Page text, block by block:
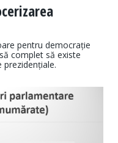
pentru democrație
complet să existe
prezidențiale.